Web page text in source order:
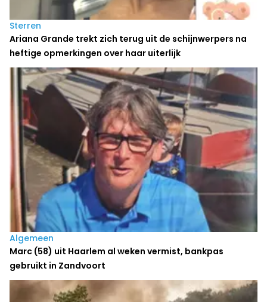
Sterren
Ariana Grande trekt zich terug uit de schijnwerpers na
heftige opmerkingen over haar uiterlijk
Algemeen
Marc (58) uit Haarlem al weken vermist, bankpas
gebruikt in Zandvoort